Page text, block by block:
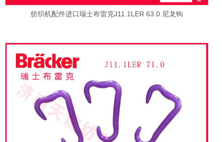
纺织机配件进口瑞士布雷克J11.1LER 63.0 尼龙钩